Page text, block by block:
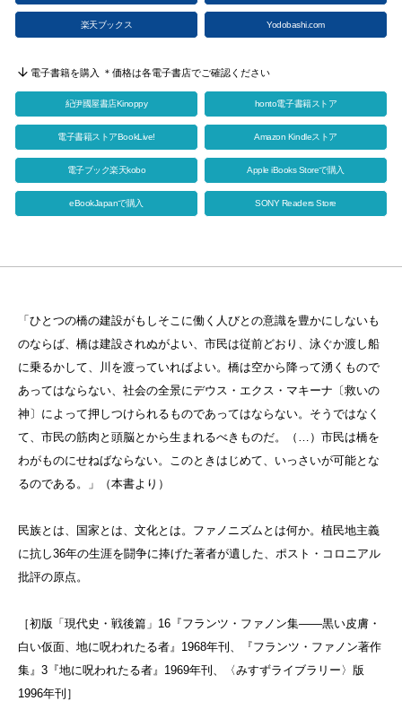
楽天ブックス Yodobashi.com
電子書籍を購入 ＊価格は各電子書店でご確認ください
紀伊國屋書店Kinoppy honto電子書籍ストア
電子書籍ストアBookLive! Amazon Kindleストア
電子ブック楽天kobo Apple iBooks Storeで購入
eBookJapanで購入 SONY Readers Store
「ひとつの橋の建設がもしそこに働く人びとの意識を豊かにしないも
のならば、橋は建設されぬがよい、市民は従前どおり、泳ぐか渡し船
に乗るかして、川を渡っていればよい。橋は空から降って湧くもので
あってはならない、社会の全景にデウス・エクス・マキーナ〔救いの
神〕によって押しつけられるものであってはならない。そうではなく
て、市民の筋肉と頭脳とから生まれるべきものだ。（…）市民は橋を
わがものにせねばならない。このときはじめて、いっさいが可能とな
るのである。」（本書より）
民族とは、国家とは、文化とは。ファノニズムとは何か。植民地主義
に抗し36年の生涯を闘争に捧げた著者が遺した、ポスト・コロニアル
批評の原点。
［初版「現代史・戦後篇」16『フランツ・ファノン集——黒い皮膚・
白い仮面、地に呪われたる者』1968年刊、『フランツ・ファノン著作
集』3『地に呪われたる者』1969年刊、〈みすずライブラリー〉版
1996年刊］